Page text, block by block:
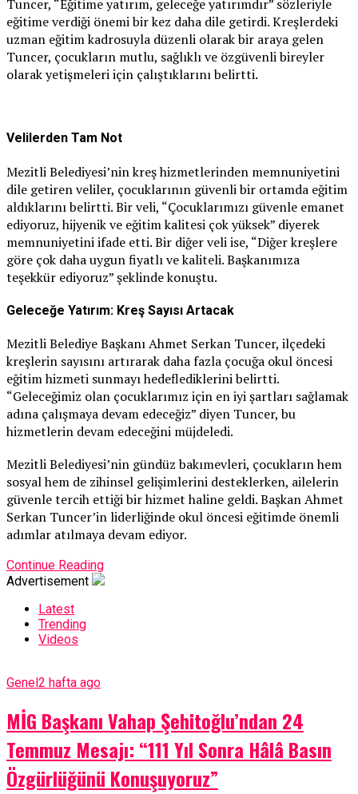
Tuncer, “Eğitime yatırım, geleceğe yatırımdır” sözleriyle
eğitime verdiği önemi bir kez daha dile getirdi. Kreşlerdeki
uzman eğitim kadrosuyla düzenli olarak bir araya gelen
Tuncer, çocukların mutlu, sağlıklı ve özgüvenli bireyler
olarak yetişmeleri için çalıştıklarını belirtti.
Velilerden Tam Not
Mezitli Belediyesi’nin kreş hizmetlerinden memnuniyetini
dile getiren veliler, çocuklarının güvenli bir ortamda eğitim
aldıklarını belirtti. Bir veli, “Çocuklarımızı güvenle emanet
ediyoruz, hijyenik ve eğitim kalitesi çok yüksek” diyerek
memnuniyetini ifade etti. Bir diğer veli ise, “Diğer kreşlere
göre çok daha uygun fiyatlı ve kaliteli. Başkanımıza
teşekkür ediyoruz” şeklinde konuştu.
Geleceğe Yatırım: Kreş Sayısı Artacak
Mezitli Belediye Başkanı Ahmet Serkan Tuncer, ilçedeki
kreşlerin sayısını artırarak daha fazla çocuğa okul öncesi
eğitim hizmeti sunmayı hedeflediklerini belirtti.
“Geleceğimiz olan çocuklarımız için en iyi şartları sağlamak
adına çalışmaya devam edeceğiz” diyen Tuncer, bu
hizmetlerin devam edeceğini müjdeledi.
Mezitli Belediyesi’nin gündüz bakımevleri, çocukların hem
sosyal hem de zihinsel gelişimlerini desteklerken, ailelerin
güvenle tercih ettiği bir hizmet haline geldi. Başkan Ahmet
Serkan Tuncer’in liderliğinde okul öncesi eğitimde önemli
adımlar atılmaya devam ediyor.
Continue Reading
Advertisement
Latest
Trending
Videos
Genel 2 hafta ago
MİG Başkanı Vahap Şehitoğlu’ndan 24
Temmuz Mesajı: “111 Yıl Sonra Hâlâ Basın
Özgürlüğünü Konuşuyoruz”